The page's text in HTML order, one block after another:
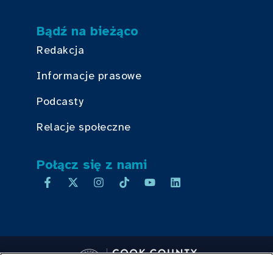
Bądź na bieżąco
Redakcja
Informacje prasowe
Podcasty
Relacje społeczne
Połącz się z nami